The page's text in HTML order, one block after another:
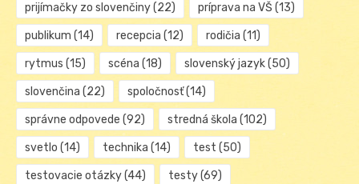
prijímačky zo slovenčiny(22) príprava na VŠ (13)
publikum (14) recepcia (12) rodičia (11)
rytmus (15) scéna (18) slovenský jazyk(50)
slovenčina (22) spoločnosť(14)
správne odpovede (92) stredná škola (102)
svetlo (14) technika (14) test (50)
testovacie otázky(44) testy(69)